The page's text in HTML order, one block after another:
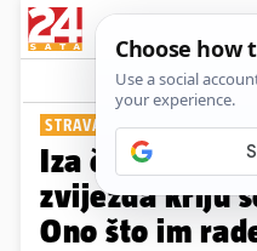
STRAVA I UŽAS
Iza čestih smrti
zvijezda kriju
Ono što im